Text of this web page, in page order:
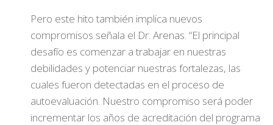
Pero este hito también implica nuevos
compromisos señala el Dr. Arenas. “El principal
desafío es comenzar a trabajar en nuestras
debilidades y potenciar nuestras fortalezas, las
cuales fueron detectadas en el proceso de
autoevaluación. Nuestro compromiso será poder
incrementar los años de acreditación del programa